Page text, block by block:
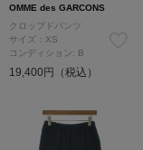
OMME des GARCONS
クロップドパンツ
サイズ：XS
コンディション: B
19,400円（税込）